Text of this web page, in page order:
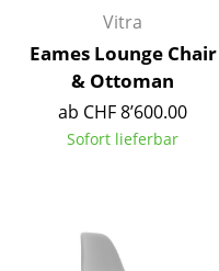
Couchtische
Schreibtische
Sekretäre & PC-Tische
Konferenztische
Kindertische
Vitra
Eames Lounge Chair
& Ottoman
ab CHF 8’600.00
Sofort lieferbar